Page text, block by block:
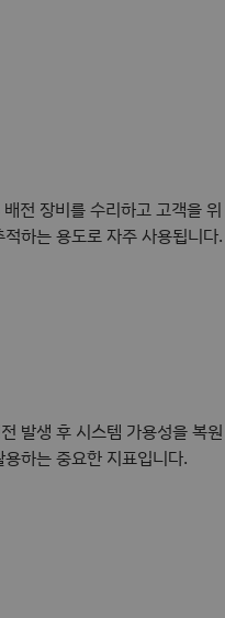
전 장비를 수리하고 고객을 위
하는 용도로 자주 사용됩니다.
발생 후 시스템 가용성을 복원
하는 중요한 지표입니다.